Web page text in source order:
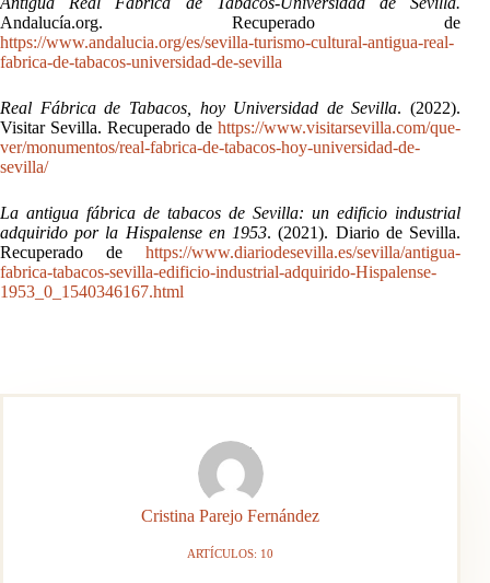
Andalucía.org. Recuperado de
https://www.andalucia.org/es/sevilla-turismo-cultural-antigua-real-
fabrica-de-tabacos-universidad-de-sevilla
Real Fábrica de Tabacos, hoy Universidad de Sevilla. (2022).
Visitar Sevilla. Recuperado dehttps://www.visitarsevilla.com/que-
ver/monumentos/real-fabrica-de-tabacos-hoy-universidad-de-
sevilla/
La antigua fábrica de tabacos de Sevilla: un edificio industrial
adquirido por la Hispalense en 1953. (2021). Diario de Sevilla.
Recuperado dehttps://www.diariodesevilla.es/sevilla/antigua-
fabrica-tabacos-sevilla-edificio-industrial-adquirido-Hispalense-
1953_0_1540346167.html
Cristina Parejo Fernández
ARTÍCULOS: 10